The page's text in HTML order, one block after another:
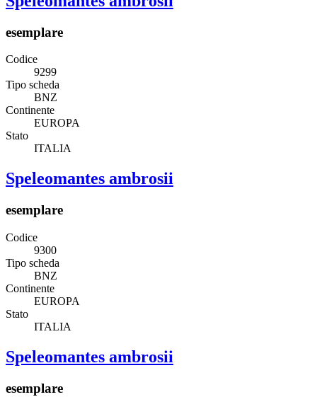
esemplare
Codice
9299
Tipo scheda
BNZ
Continente
EUROPA
Stato
ITALIA
Speleomantes ambrosii
esemplare
Codice
9300
Tipo scheda
BNZ
Continente
EUROPA
Stato
ITALIA
Speleomantes ambrosii
esemplare